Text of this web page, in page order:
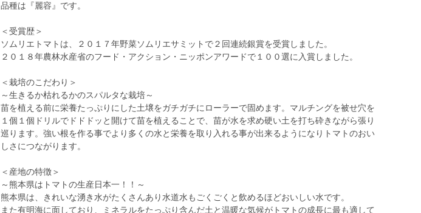
品種は『麗容』です。
＜受賞歴＞
ソムリエトマトは、２０１７年野菜ソムリエサミットで２回連続銀賞を受賞しました。
２０１８年農林水産省のフード・アクション・ニッポンアワードで１００選に入賞しました。
＜栽培のこだわり＞
～生きるか枯れるかのスパルタな栽培～
苗を植える前に栄養たっぷりにした土壌をガチガチにローラーで固めます。マルチングを被せ穴を
１個１個ドリルでドドドッと開けて苗を植えることで、苗が水を求め硬い土を打ち砕きながら張り
巡ります。強い根を作る事でより多くの水と栄養を取り入れる事が出来るようになりトマトのおい
しさにつながります。
＜産地の特徴＞
～熊本県はトマトの生産日本一！！～
熊本県は、きれいな湧き水がたくさんあり水道水もごくごくと飲めるほどおいしい水です。
また有明海に面しており、ミネラルをたっぷり含んだ土と温暖な気候がトマトの成長に最も適して